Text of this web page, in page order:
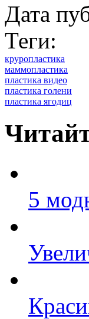
Дата
Теги:
круропластика
маммопластика
пластика видео
пластика голени
пластика ягодиц
5